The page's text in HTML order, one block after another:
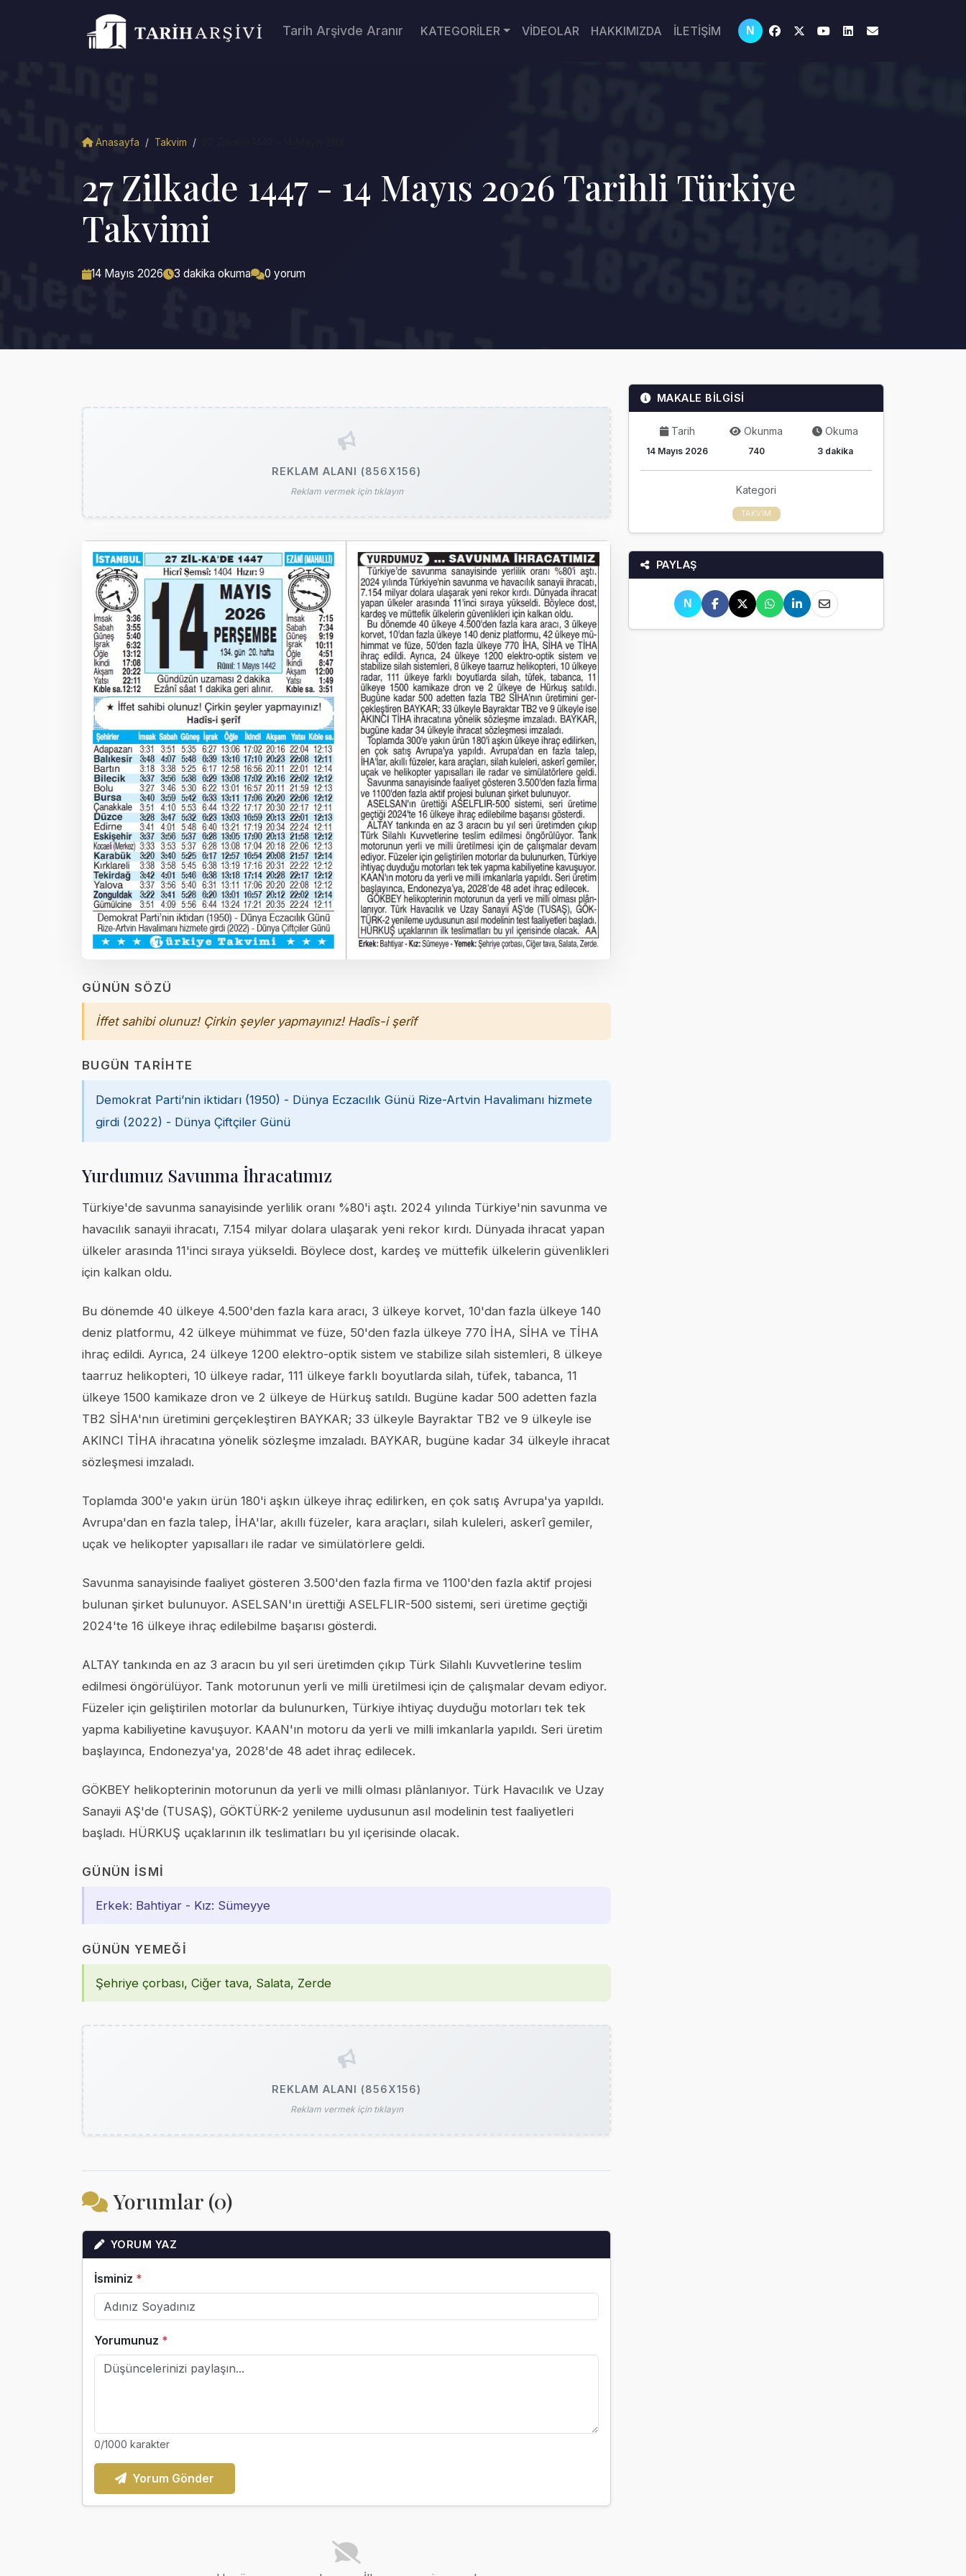
Tarih Arşivde Aranır KATEGORİLER VİDEOLAR HAKKIMIZDA İLETİŞİM N
Anasayfa / Takvim /
27 Zilkade 1447 - 14 Mayıs 2026 Tarihli Türkiye
Takvimi
14 Mayıs 2026 3 dakika okuma 0 yorum
REKLAM ALANI (856X156)
Reklam vermek için tıklayın
GÜNÜN SÖZÜ
İffet sahibi olunuz! Çirkin şeyler yapmayınız! Hadîs-i şerîf
BUGÜN TARIHTE
Demokrat Parti’nin iktidarı (1950) - Dünya Eczacılık Günü Rize-Artvin Havalimanı hizmete
girdi (2022) - Dünya Çiftçiler Günü
Yurdumuz Savunma İhracatımız
Türkiye'de savunma sanayisinde yerlilik oranı %80'i aştı. 2024 yılında Türkiye'nin savunma ve
havacılık sanayii ihracatı, 7.154 milyar dolara ulaşarak yeni rekor kırdı. Dünyada ihracat yapan
ülkeler arasında 11'inci sıraya yükseldi. Böylece dost, kardeş ve müttefik ülkelerin güvenlikleri
için kalkan oldu.
Bu dönemde 40 ülkeye 4.500'den fazla kara aracı, 3 ülkeye korvet, 10'dan fazla ülkeye 140
deniz platformu, 42 ülkeye mühimmat ve füze, 50'den fazla ülkeye 770 İHA, SİHA ve TİHA
ihraç edildi. Ayrıca, 24 ülkeye 1200 elektro-optik sistem ve stabilize silah sistemleri, 8 ülkeye
taarruz helikopteri, 10 ülkeye radar, 111 ülkeye farklı boyutlarda silah, tüfek, tabanca, 11
ülkeye 1500 kamikaze dron ve 2 ülkeye de Hürkuş satıldı. Bugüne kadar 500 adetten fazla
TB2 SİHA'nın üretimini gerçekleştiren BAYKAR; 33 ülkeyle Bayraktar TB2 ve 9 ülkeyle ise
AKINCI TİHA ihracatına yönelik sözleşme imzaladı. BAYKAR, bugüne kadar 34 ülkeyle ihracat
sözleşmesi imzaladı.
Toplamda 300'e yakın ürün 180'i aşkın ülkeye ihraç edilirken, en çok satış Avrupa'ya yapıldı.
Avrupa'dan en fazla talep, İHA'lar, akıllı füzeler, kara araçları, silah kuleleri, askerî gemiler,
uçak ve helikopter yapısalları ile radar ve simülatörlere geldi.
Savunma sanayisinde faaliyet gösteren 3.500'den fazla firma ve 1100'den fazla aktif projesi
bulunan şirket bulunuyor. ASELSAN'ın ürettiği ASELFLIR-500 sistemi, seri üretime geçtiği
2024'te 16 ülkeye ihraç edilebilme başarısı gösterdi.
ALTAY tankında en az 3 aracın bu yıl seri üretimden çıkıp Türk Silahlı Kuvvetlerine teslim
edilmesi öngörülüyor. Tank motorunun yerli ve milli üretilmesi için de çalışmalar devam ediyor.
Füzeler için geliştirilen motorlar da bulunurken, Türkiye ihtiyaç duyduğu motorları tek tek
yapma kabiliyetine kavuşuyor. KAAN'ın motoru da yerli ve milli imkanlarla yapıldı. Seri üretim
başlayınca, Endonezya'ya, 2028'de 48 adet ihraç edilecek.
GÖKBEY helikopterinin motorunun da yerli ve milli olması plânlanıyor. Türk Havacılık ve Uzay
Sanayii AŞ'de (TUSAŞ), GÖKTÜRK-2 yenileme uydusunun asıl modelinin test faaliyetleri
başladı. HÜRKUŞ uçaklarının ilk teslimatları bu yıl içerisinde olacak.
GÜNÜN İSMI
Erkek: Bahtiyar - Kız: Sümeyye
GÜNÜN YEMEĞI
Şehriye çorbası, Ciğer tava, Salata, Zerde
REKLAM ALANI (856X156)
Reklam vermek için tıklayın
Yorumlar (0)
YORUM YAZ
İsminiz *
Yorumunuz *
0/1000 karakter
Yorum Gönder
MAKALE BİLGİSİ
Tarih
14 Mayıs 2026
Okunma
740
Okuma
3 dakika
Kategori
TAKVIM
PAYLAŞ
N